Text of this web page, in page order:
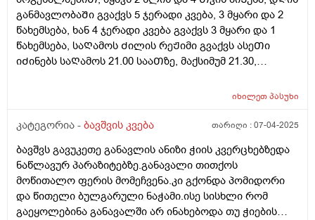
განმავლობაᲨი გვაქვს 5 ჯერადი კვება, 3 მყარი და 2
წახემსება, ხან 4 ჯერადი კვება გვაქვს 3 მყარი და 1
წახემსება, საᲦამოს Ძილის რეᲟიმი გვაქვს ასეᲗი
იᲫინებს საᲦამოს 21.00 სააᲗზე, მაქსიმუმ 21.30,
დილიᲗ იᲦვიᲫებს ხან 07.00 ხან 08.00, მაინტერესებს
არის 12 კილო და 900 გრამი, დიდაᲗ არ იმატებს
კვებიდან დილის კვებამდე? გმადლობᲗ
იხილეთპასუხი
კატეგორია - ბავშვის კვება თარიღი :07-04-2025
ბავშვს გავუკეთე განავლის ანიზი ჭიის კვერცხებზედა
ნაწლავურ პარაზიტებზე.განავალი თითქოს
მოწითალო ფერის მომეჩვენა.კი გქონდა პომიდორი
და წითელი ბულგარული ნაჭამი.ისე სისხლი რომ
გაეყოლებინა განავალში არ ინახებოდა თუ ჭიების